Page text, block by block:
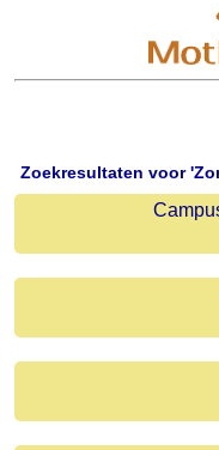
Zoekresultaten voor